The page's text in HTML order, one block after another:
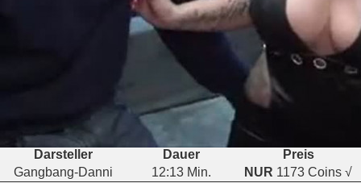
Darsteller Dauer
Preis
Gangbang-Danni
12:13 Min. NUR 1173 Coins √